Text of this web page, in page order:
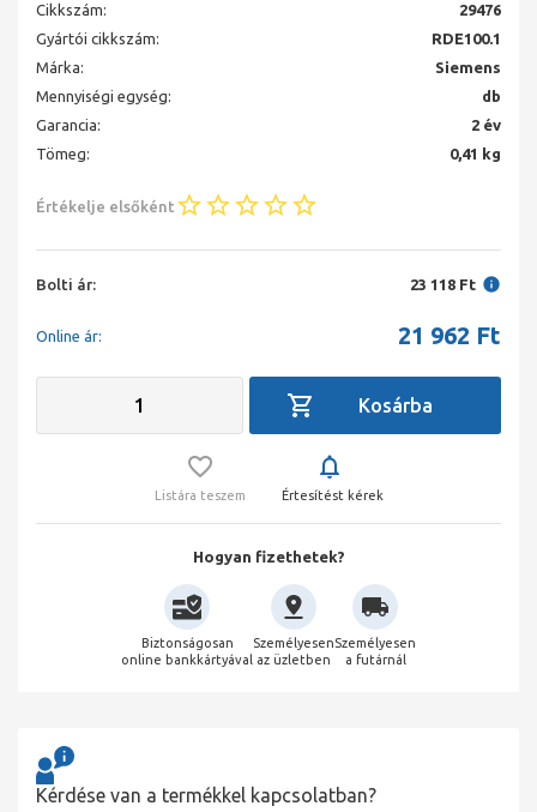
Cikkszám:
29476
Gyártói cikkszám:
RDE100.1
Márka:
Siemens
Mennyiségi egység:
db
Garancia:
2 év
Tömeg:
0,41 kg
Értékelje elsőként
Bolti ár: 23 118 Ft
Online ár: 21 962 Ft
Listára teszem Értesítést kérek
Hogyan fizethetek?
Biztonságosan
online bankkártyával
Személyesen
az üzletben
Személyesen
a futárnál
Kérdése van a termékkel kapcsolatban?